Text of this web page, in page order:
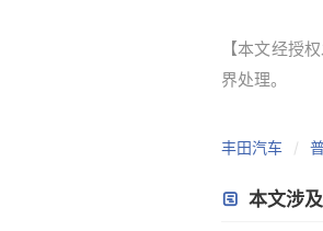
【本文经授
界处理。
丰田汽车
本文涉及